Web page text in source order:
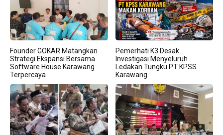
Founder GOKAR Matangkan
Strategi Ekspansi Bersama
Software House Karawang
Terpercaya
Pemerhati K3 Desak
Investigasi Menyeluruh
Ledakan Tungku PT KPSS
Karawang